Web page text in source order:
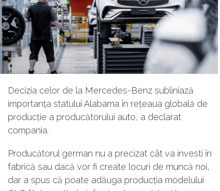
Decizia celor de la Mercedes-Benz subliniază
importanța statului Alabama în rețeaua globală de
producție a producătorului auto, a declarat
compania.
Producătorul german nu a precizat cât va investi în
fabrică sau dacă vor fi create locuri de muncă noi,
dar a spus că poate adăuga producția modelului